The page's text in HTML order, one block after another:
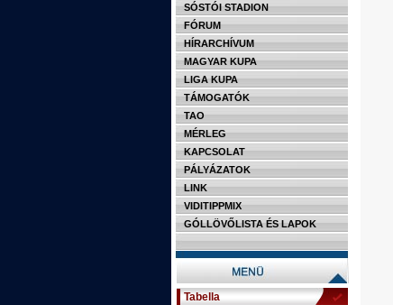
SÓSTÓI STADION
FÓRUM
HÍRARCHÍVUM
MAGYAR KUPA
LIGA KUPA
TÁMOGATÓK
TAO
MÉRLEG
KAPCSOLAT
PÁLYÁZATOK
LINK
VIDITIPPMIX
GÓLLÖVŐLISTA ÉS LAPOK
Tabella